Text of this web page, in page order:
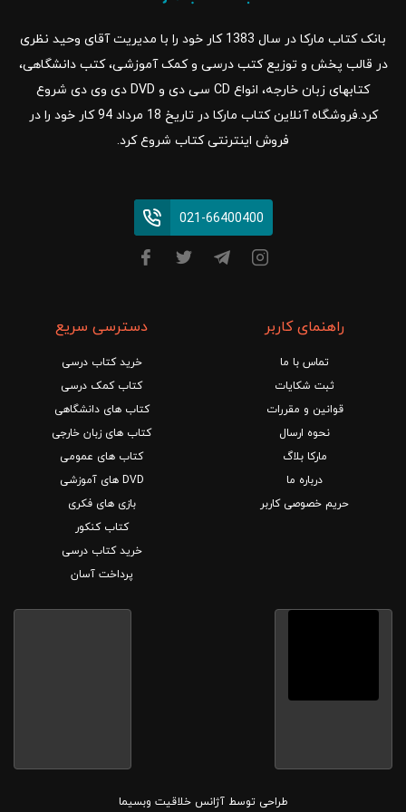
بانک کتاب مارکا در سال 1383 کار خود را با مدیریت آقای وحید نظری
در قالب پخش و توزیع کتب درسی و کمک آموزشی، کتب دانشگاهی،
کتابهای زبان خارجه، انواع CD سی دی و DVD دی وی دی شروع
کرد.فروشگاه آنلاین کتاب مارکا در تاریخ 18 مرداد 94 کار خود را در
فروش اینترنتی کتاب شروع کرد.
021-66400400
راهنمای کاربر
تماس با ما
ثبت شکایات
قوانین و مقررات
نحوه ارسال
مارکا بلاگ
درباره ما
حریم خصوصی کاربر
دسترسی سریع
خرید کتاب درسی
کتاب کمک درسی
کتاب های دانشگاهی
کتاب های زبان خارجی
کتاب های عمومی
DVD های آموزشی
بازی های فکری
کتاب کنکور
خرید کتاب درسی
پرداخت آسان
طراحی توسطآژانس خلاقیت وبسیما